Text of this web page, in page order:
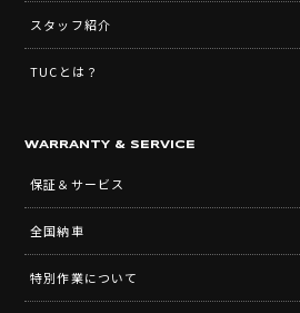
スタッフ紹介
TUCとは？
WARRANTY & SERVICE
保証＆サービス
全国納車
特別作業について